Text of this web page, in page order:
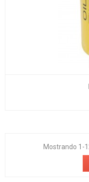
Mostrando 1-